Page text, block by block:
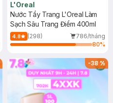
L'Oreal
Nước Tẩy Trang L'Oreal Làm
Sạch Sâu Trang Điểm 400ml
4.8 (298)
786/tháng
80%
-38%